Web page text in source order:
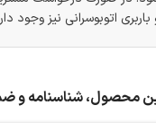
اتوبوسرانی نیز
محصول، شناسنامه و